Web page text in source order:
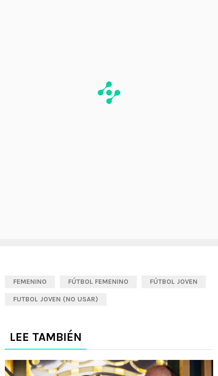
FEMENINO FÚTBOL FEMENINO FÚTBOL JOVEN
FUTBOL JOVEN (NO USAR)
LEE TAMBIÉN